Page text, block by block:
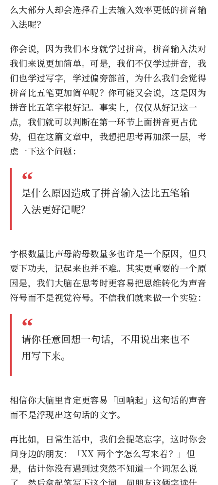
么大部分人却会选择看上去输入效率更低的拼音输
入法呢？
你会说，因为我们本身就学过拼音，拼音输入法对
我们来说更加简单。可是，我们不仅学过拼音，我
们也学过写字，学过偏旁部首，为什么我们会觉得
拼音比五笔更加简单呢？你可能又会说，这是因为
拼音比五笔字根好记。事实上，仅仅从好记这一
点，我们就可以判断在第一环节上面拼音更占优
势，但在这篇文章中，我想把思考再加深一层，考
虑一下这个问题：
是什么原因造成了拼音输入法比五笔输
入法更好记呢？
字根数量比声母韵母数量多也许是一个原因，但只
要下功夫，记起来也并不难。其实更重要的一个原
因是，我们大脑在思考时更容易把思维转化为声音
符号而不是视觉符号。不信我们就来做一个实验：
请你任意回想一句话，不用说出来也不
用写下来。
相信你大脑里肯定更容易「回响起」这句话的声音
而不是浮现出这句话的文字。
再比如，日常生活中，我们会提笔忘字，这时你会
问身边的朋友：「XX 两个字怎么写来着？」但
是，估计你没有遇到过突然不知道一个词怎么说